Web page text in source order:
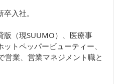
入社。
版（現SUUMO）、医療事
トペッパービューティー、
営業、営業マネジメント職と